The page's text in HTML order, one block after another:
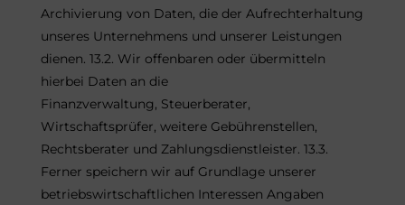
Archivierung von Daten, die der Aufrechterhaltung
unseres Unternehmens und unserer Leistungen
dienen. 13.2. Wir offenbaren oder übermitteln
hierbei Daten an die
Finanzverwaltung, Steuerberater,
Wirtschaftsprüfer, weitere Gebührenstellen,
Rechtsberater und Zahlungsdienstleister. 13.3.
Ferner speichern wir auf Grundlage unserer
betriebswirtschaftlichen Interessen Angaben